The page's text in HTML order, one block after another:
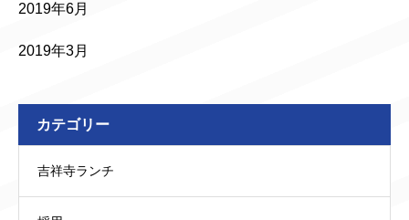
2019年6月
2019年3月
カテゴリー
吉祥寺ランチ